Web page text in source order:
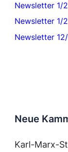
Newsletter 1/
Newsletter 1/
Newsletter
Neue
Karl-Marx-